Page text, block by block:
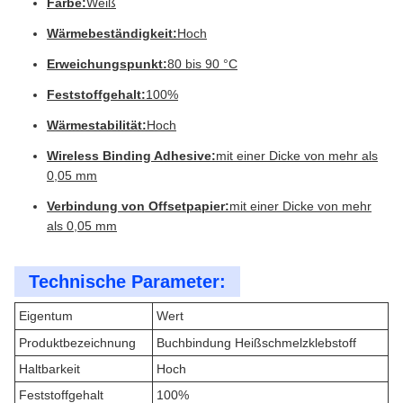
Wärmebeständigkeit:Hoch
Erweichungspunkt:80 bis 90 °C
Feststoffgehalt:100%
Wärmestabilität:Hoch
Wireless Binding Adhesive:mit einer Dicke von mehr als
0,05 mm
Verbindung von Offsetpapier:mit einer Dicke von mehr
als 0,05 mm
Technische Parameter:
Eigentum
Wert
Produktbezeichnung
Buchbindung Heißschmelzklebstoff
Haltbarkeit
Hoch
Feststoffgehalt
100%